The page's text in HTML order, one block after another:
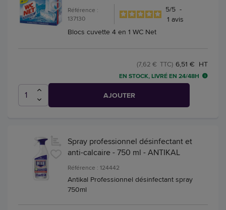
Référence :
137130
5/5 -
1avis
Blocs cuvette 4 en 1 WC Net
6,51 € HT
(7,62 € TTC)
EN STOCK, LIVRÉ EN 24/48H
AJOUTER
Spray professionnel désinfectant et
anti-calcaire - 750 ml - ANTIKAL
Référence : 124442
Antikal Professionnel désinfectant spray
750ml